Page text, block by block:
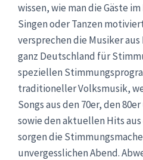
wissen, wie man die Gäste
Singen oder Tanzen
versprechen die Musiker
ganz Deutschland für
speziellen
traditioneller Volksmusik,
Songs aus den 70er, den
sowie den aktuellen Hits
sorgen die
unvergesslichen Abend.